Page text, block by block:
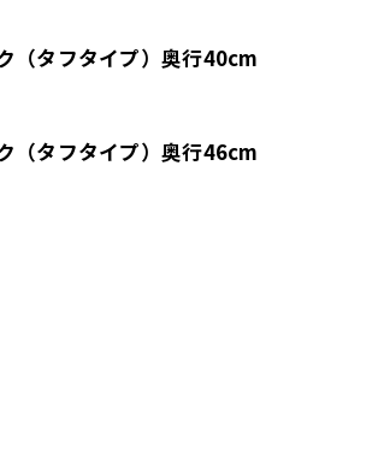
（タフタイプ）奥行40cm
（タフタイプ）奥行46cm